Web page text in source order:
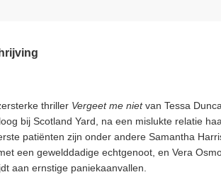
thriller Vergeet me nietvan Tessa
bij Scotland Yard, na een mislukte relatie
patiënten zijn onder andere Samantha
een gewelddadige echtgenoot, en Vera
aan ernstige paniekaanvallen.